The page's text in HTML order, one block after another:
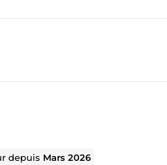
depuis Mars 2026